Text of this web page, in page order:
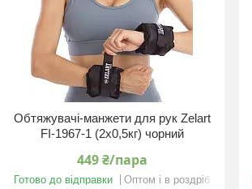
Обтяжувачі-манжети для рук Zelart
FI-1967-1 (2x0,5кг) чорний
449 ₴/пара
Готово до відправки Оптом і в роздріб